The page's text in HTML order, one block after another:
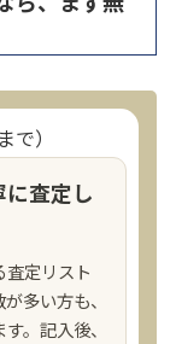
で）
査定し
定リスト
多い方も、
。記入後、